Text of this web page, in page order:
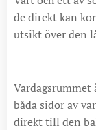
de direkt kan
utsikt över den
båda sidor av
direkt till den